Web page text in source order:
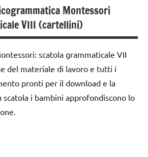
Montessori
VIII (cartellini)
scatola grammaticale VII
del materiale di lavoro e tutti i
pronti per il download e la
scatola i bambini approfondiscono lo